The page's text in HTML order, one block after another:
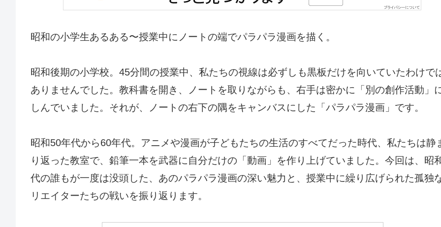
昭和の小学生あるある〜授業中にノートの端でパラパラ漫画を描く。
昭和後期の小学校。45分間の授業中、私たちの視線は必ずしも黒板だけを向いていたわけで
ありませんでした。教科書を開き、ノートを取りながらも、右手は密かに「別の創作活動」
しんでいました。それが、ノートの右下の隅をキャンバスにした「パラパラ漫画」です。
昭和50年代から60年代。アニメや漫画が子どもたちの生活のすべてだった時代、私たちは静
り返った教室で、鉛筆一本を武器に自分だけの「動画」を作り上げていました。今回は、昭
代の誰もが一度は没頭した、あのパラパラ漫画の深い魅力と、授業中に繰り広げられた孤独
リエイターたちの戦いを振り返ります。